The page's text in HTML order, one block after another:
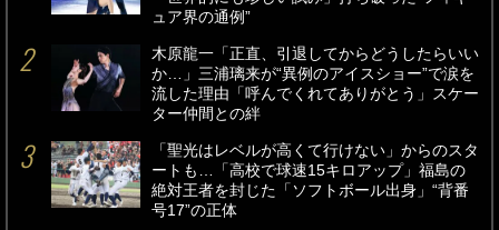
ュア界の通例”
木原龍一「正直、引退してからどうしたらいい
か…」三浦璃来が“異例のアイスショー”で涙を
流した理由「呼んでくれてありがとう」スケー
ター仲間との絆
「聖光はレベルが高くて行けない」からのスタ
ートも…「高校で球速15キロアップ」福島の
絶対王者を封じた「ソフトボール出身」“背番
号17”の正体